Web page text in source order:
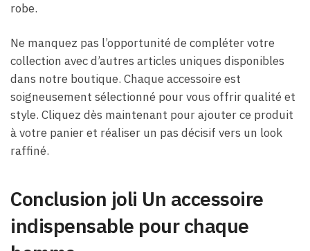
robe.
Ne manquez pas l’opportunité de compléter votre
collection avec d’autres articles uniques disponibles
dans notre boutique. Chaque accessoire est
soigneusement sélectionné pour vous offrir qualité et
style. Cliquez dès maintenant pour ajouter ce produit
à votre panier et réaliser un pas décisif vers un look
raffiné.
Conclusion joli Un accessoire
indispensable pour chaque